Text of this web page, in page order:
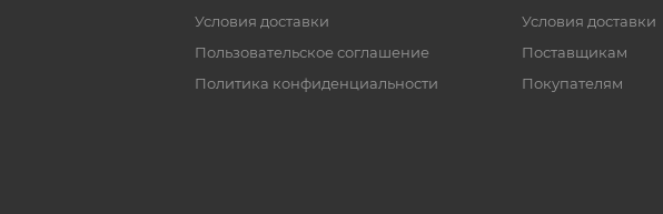
Условия доставки
Пользовательское соглашение
Политика конфиденциальности
Условия доставки
Поставщикам
Покупателям